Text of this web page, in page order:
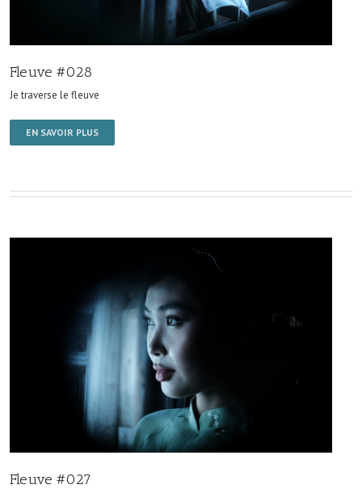
Fleuve #028
Je traverse le fleuve
EN SAVOIR PLUS
Fleuve #027